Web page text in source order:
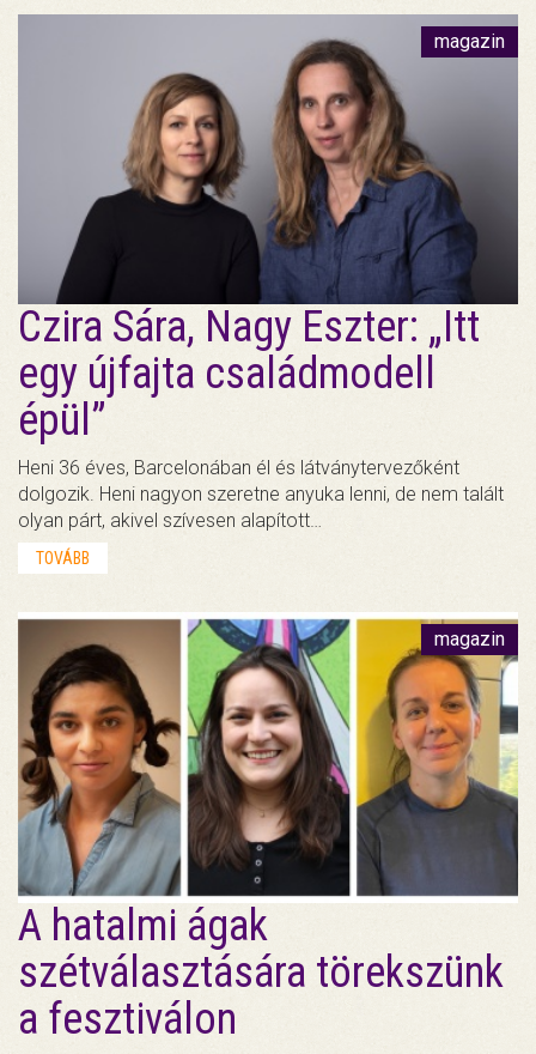
magazin
Czira Sára, Nagy Eszter: „Itt
egy újfajta családmodell
épül”
Heni 36 éves, Barcelonában él és látványtervezőként
dolgozik. Heni nagyon szeretne anyuka lenni, de nem talált
olyan párt, akivel szívesen alapított…
TOVÁBB
magazin
A hatalmi ágak
szétválasztására törekszünk
a fesztiválon